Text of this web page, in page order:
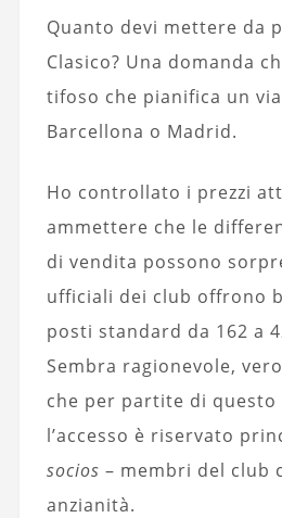
Quanto devi mettere da
Clasico? Una domanda
tifoso che pianifica un
Barcellona o Madrid.
Ho controllato i prezzi
ammettere che le
di vendita possono
ufficiali dei club offrono
posti standard da 162 a
Sembra ragionevole,
che per partite di questo
l’accesso è riservato
socios – membri del club
anzianità.